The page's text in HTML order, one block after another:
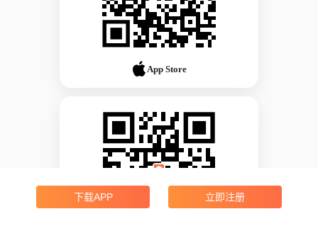
App Store
下载APP 立即注册